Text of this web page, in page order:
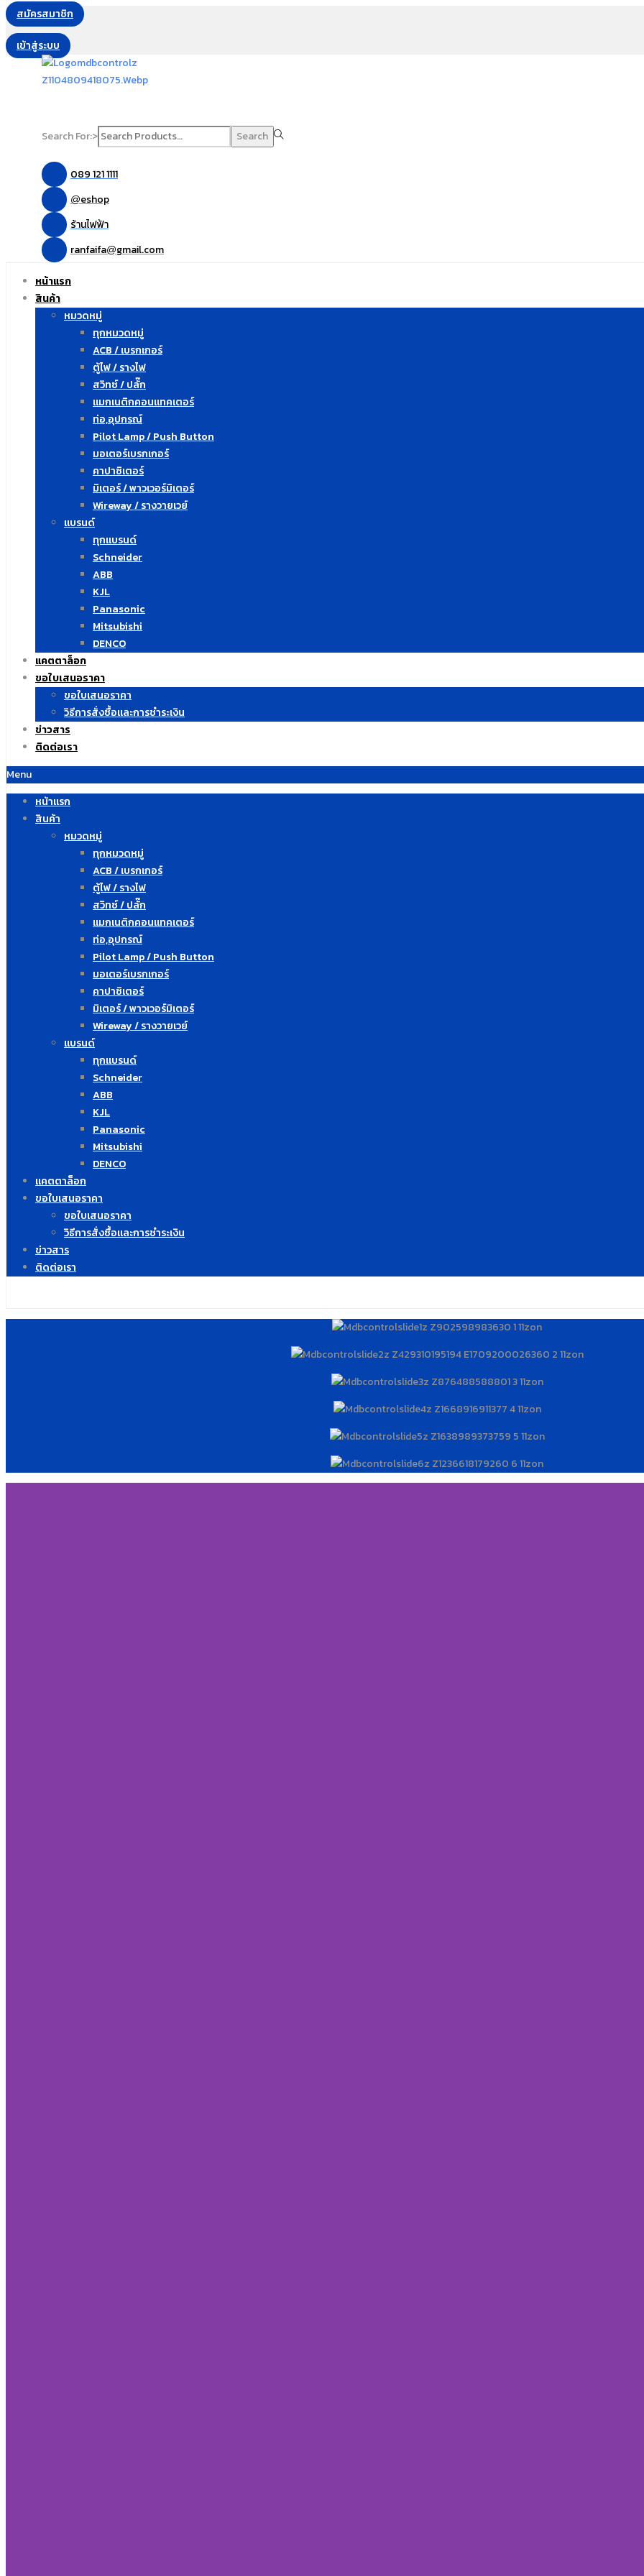
สมัครสมาชิก
เข้าสู่ระบบ
Search For:> Search
089 121 1111
@eshop
ร้านไฟฟ้า
ranfaifa@gmail.com
หน้าแรก
สินค้า
หมวดหมู่
ทุกหมวดหมู่
ACB / เบรกเกอร์
ตู้ไฟ / รางไฟ
สวิทซ์ / ปลั๊ก
แมกเนติกคอนแทคเตอร์
ท่อ,อุปกรณ์
Pilot Lamp / Push Button
มอเตอร์เบรกเกอร์
คาปาซิเตอร์
มิเตอร์ / พาวเวอร์มิเตอร์
Wireway / รางวายเวย์
แบรนด์
ทุกแบรนด์
Schneider
ABB
KJL
Panasonic
Mitsubishi
DENCO
แคตตาล็อก
ขอใบเสนอราคา
ขอใบเสนอราคา
วิธีการสั่งซื้อและการชำระเงิน
ข่าวสาร
ติดต่อเรา
Menu
หน้าแรก
สินค้า
หมวดหมู่
ทุกหมวดหมู่
ACB / เบรกเกอร์
ตู้ไฟ / รางไฟ
สวิทซ์ / ปลั๊ก
แมกเนติกคอนแทคเตอร์
ท่อ,อุปกรณ์
Pilot Lamp / Push Button
มอเตอร์เบรกเกอร์
คาปาซิเตอร์
มิเตอร์ / พาวเวอร์มิเตอร์
Wireway / รางวายเวย์
แบรนด์
ทุกแบรนด์
Schneider
ABB
KJL
Panasonic
Mitsubishi
DENCO
แคตตาล็อก
ขอใบเสนอราคา
ขอใบเสนอราคา
วิธีการสั่งซื้อและการชำระเงิน
ข่าวสาร
ติดต่อเรา